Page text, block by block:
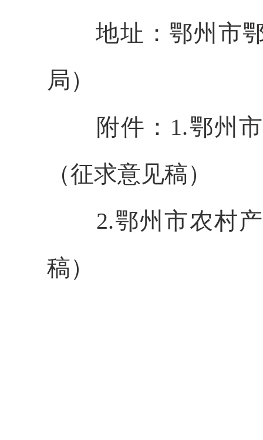
地址：鄂州市
局）
附件： 1.鄂州
（征求意见稿）
2.鄂州市农村
稿）